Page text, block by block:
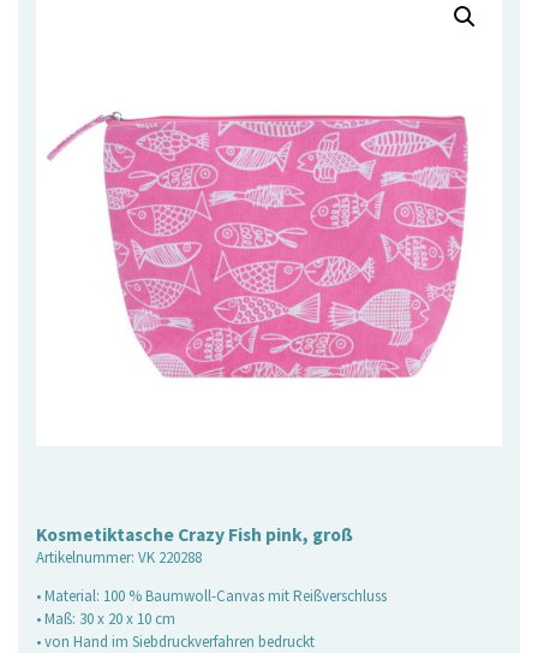
Kosmetiktasche Crazy Fish pink, groß
Artikelnummer: VK 220288
• Material: 100 % Baumwoll-Canvas mit Reißverschluss
• Maß: 30 x 20 x 10 cm
• von Hand im Siebdruckverfahren bedruckt